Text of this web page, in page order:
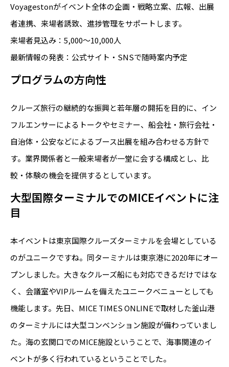
Voyagestonがイベント全体の企画・戦略立案、広報、出展
者連携、来場者誘致、進捗管理をサポートします。
来場者見込み：5,000〜10,000人
最新情報の発表：公式サイト・SNSで随時案内予定
プログラムの方向性
クルーズ旅行の継続的な振興と若年層の開拓を目的に、イン
フルエンサーによるトークやセミナー、船会社・旅行会社・
自治体・公安などによるブース出展を組み合わせる方針で
す。業界関係者と一般来場者が一堂に会する構成とし、比
較・体験の機会を提供するとしています。
大型国際ターミナルでのMICEイベントに注
目
本イベントは東京国際クルーズターミナルを会場としている
のがユニークですね。同ターミナルは東京港に2020年にオー
プンしました。大きなクルーズ船にも対応できるだけではな
く、会議室やVIPルームを備えたユニークベニューとしても
機能します。先日、MICE TIMES ONLINEで取材した釜山港
のターミナルには大型コンベンション施設が備わっていまし
た。海の玄関口でのMICE施設ということで、海事関連のイ
ベントが多く行われているということでした。